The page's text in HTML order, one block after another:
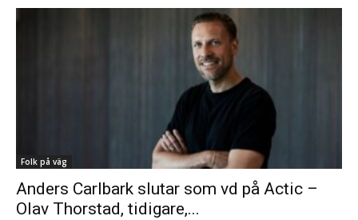
Folk på väg
Anders Carlbark slutar som vd på Actic –
Olav Thorstad, tidigare,...